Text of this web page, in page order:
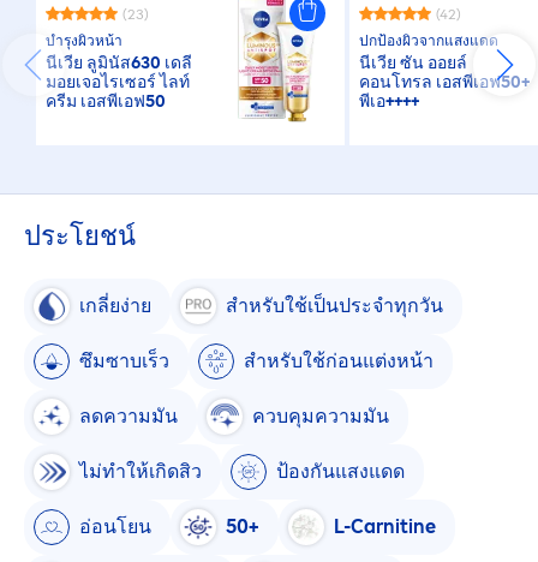
(23)
บำรุงผิวหน้า
นีเวีย ลูมินัส630 เดลี่
มอยเจอไรเซอร์ ไลท์
ครีม เอสพีเอฟ50
(42)
ปกป้องผิวจากแสงแดด
นีเวีย ซัน ออยล์
คอนโทรล เอสพีเอฟ50+
พีเอ++++
ประโยชน์
เกลี่ยง่าย สำหรับใช้เป็นประจำทุกวัน
ซึมซาบเร็ว สำหรับใช้ก่อนแต่งหน้า
ลดความมัน ควบคุมความมัน
ไม่ทำให้เกิดสิว ป้องกันแสงแดด
อ่อนโยน 50+ L-Carnitine